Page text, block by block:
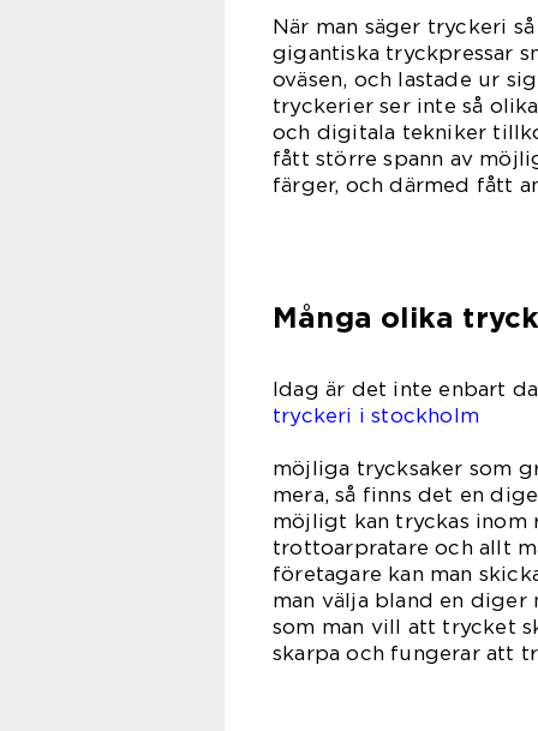
När man säger tryckeri
gigantiska tryckpressar
oväsen, och lastade ur
tryckerier ser inte så
och digitala tekniker
fått större spann av
färger, och därmed fått
Många olika
Idag är det inte enbart
tryckeri i stockholm
möjliga trycksaker som
mera, så finns det en
möjligt kan tryckas inom
trottoarpratare och allt
företagare kan man
man välja bland en
som man vill att trycket
skarpa och fungerar att